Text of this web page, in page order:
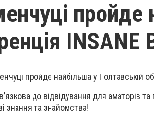
пройде
INSANE
пройде найбільша у Полтавській
до відвідування для аматорів та
знання та знайомства!